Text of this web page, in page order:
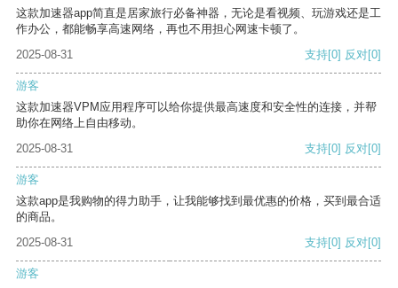
这款加速器app简直是居家旅行必备神器，无论是看视频、玩游戏还是工
作办公，都能畅享高速网络，再也不用担心网速卡顿了。
2025-08-31
支持[0] 反对[0]
游客
这款加速器VPM应用程序可以给你提供最高速度和安全性的连接，并帮
助你在网络上自由移动。
2025-08-31
支持[0] 反对[0]
游客
这款app是我购物的得力助手，让我能够找到最优惠的价格，买到最合适
的商品。
2025-08-31
支持[0] 反对[0]
游客